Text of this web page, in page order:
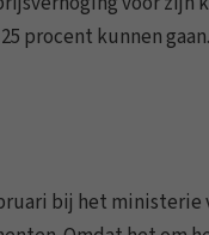
procent kunnen
bij het ministerie